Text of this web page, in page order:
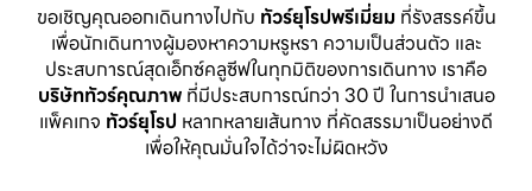
ขอเชิญคุณออกเดินทางไปกับ ทัวร์ยุโรปพรีเมี่ยม ที่รังสรรค์ขึ้น
เพื่อนักเดินทางผู้มองหาความหรูหรา ความเป็นส่วนตัว และ
ประสบการณ์สุดเอ็กซ์คลูซีฟในทุกมิติของการเดินทาง เราคือ
บริษัททัวร์คุณภาพที่มีประสบการณ์กว่า 30 ปี ในการนำเสนอ
แพ็คเกจ ทัวร์ยุโรป หลากหลายเส้นทาง ที่คัดสรรมาเป็นอย่างดี
เพื่อให้คุณมั่นใจได้ว่าจะไม่ผิดหวัง